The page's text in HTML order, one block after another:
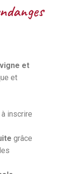
et
et
à inscrire
grâce